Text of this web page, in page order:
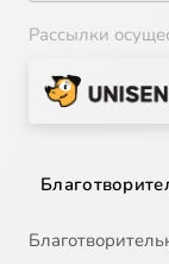
Рассылки